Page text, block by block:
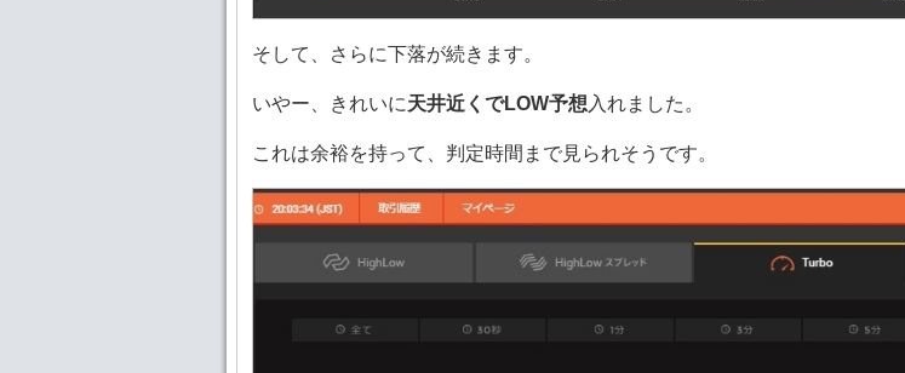
そして、さらに下落が続きます。
いやー、きれいに天井近くでLOW予想 入れました。
これは余裕を持って、判定時間まで見られそうです。